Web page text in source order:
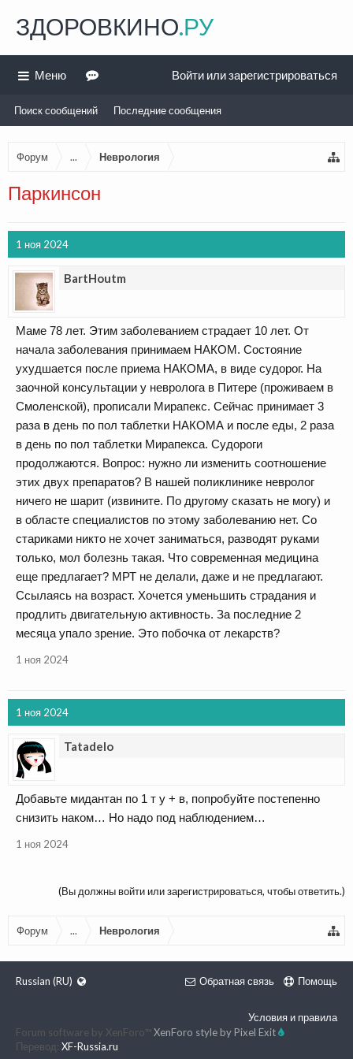
Форум ... Неврология
Паркинсон
1 ноя 2024
BartHoutm
Маме 78 лет. Этим заболеванием страдает 10 лет. От
начала заболевания принимаем НАКОМ. Состояние
ухудшается после приема НАКОМА, в виде судорог. На
заочной консультации у невролога в Питере (проживаем в
Смоленской), прописали Мирапекс. Сейчас принимает 3
раза в день по пол таблетки НАКОМА и после еды, 2 раза
в день по пол таблетки Мирапекса. Судороги
продолжаются. Вопрос: нужно ли изменить соотношение
этих двух препаратов? В нашей поликлинике невролог
ничего не шарит (извините. По другому сказать не могу) и
в областе специалистов по этому заболеванию нет. Со
стариками никто не хочет заниматься, разводят руками
только, мол болезнь такая. Что современная медицина
еще предлагает? МРТ не делали, даже и не предлагают.
Ссылаясь на возраст. Хочется уменьшить страдания и
продлить двигательную активность. За последние 2
месяца упало зрение. Это побочка от лекарств?
1 ноя 2024
1 ноя 2024
Tatadelo
Добавьте мидантан по 1 т у + в, попробуйте постепенно
снизить наком… Но надо под наблюдением…
1 ноя 2024
(Вы должны войти или зарегистрироваться, чтобы ответить.)
Форум ... Неврология
ЗДОРОВКИНО.РУ
Меню
Поиск сообщений Последние сообщения
Войти или зарегистрироваться
Russian (RU) Обратная связь Помощь
Условия и правила
Forum software by XenForo™XenForo style by Pixel Exit
Перевод: XF-Russia.ru